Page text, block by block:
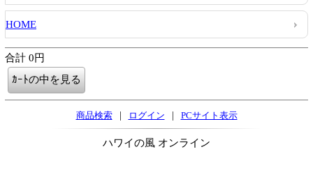
HOME
合計 0円
商品検索 | ログイン | PCサイト表示
ハワイの風 オンライン